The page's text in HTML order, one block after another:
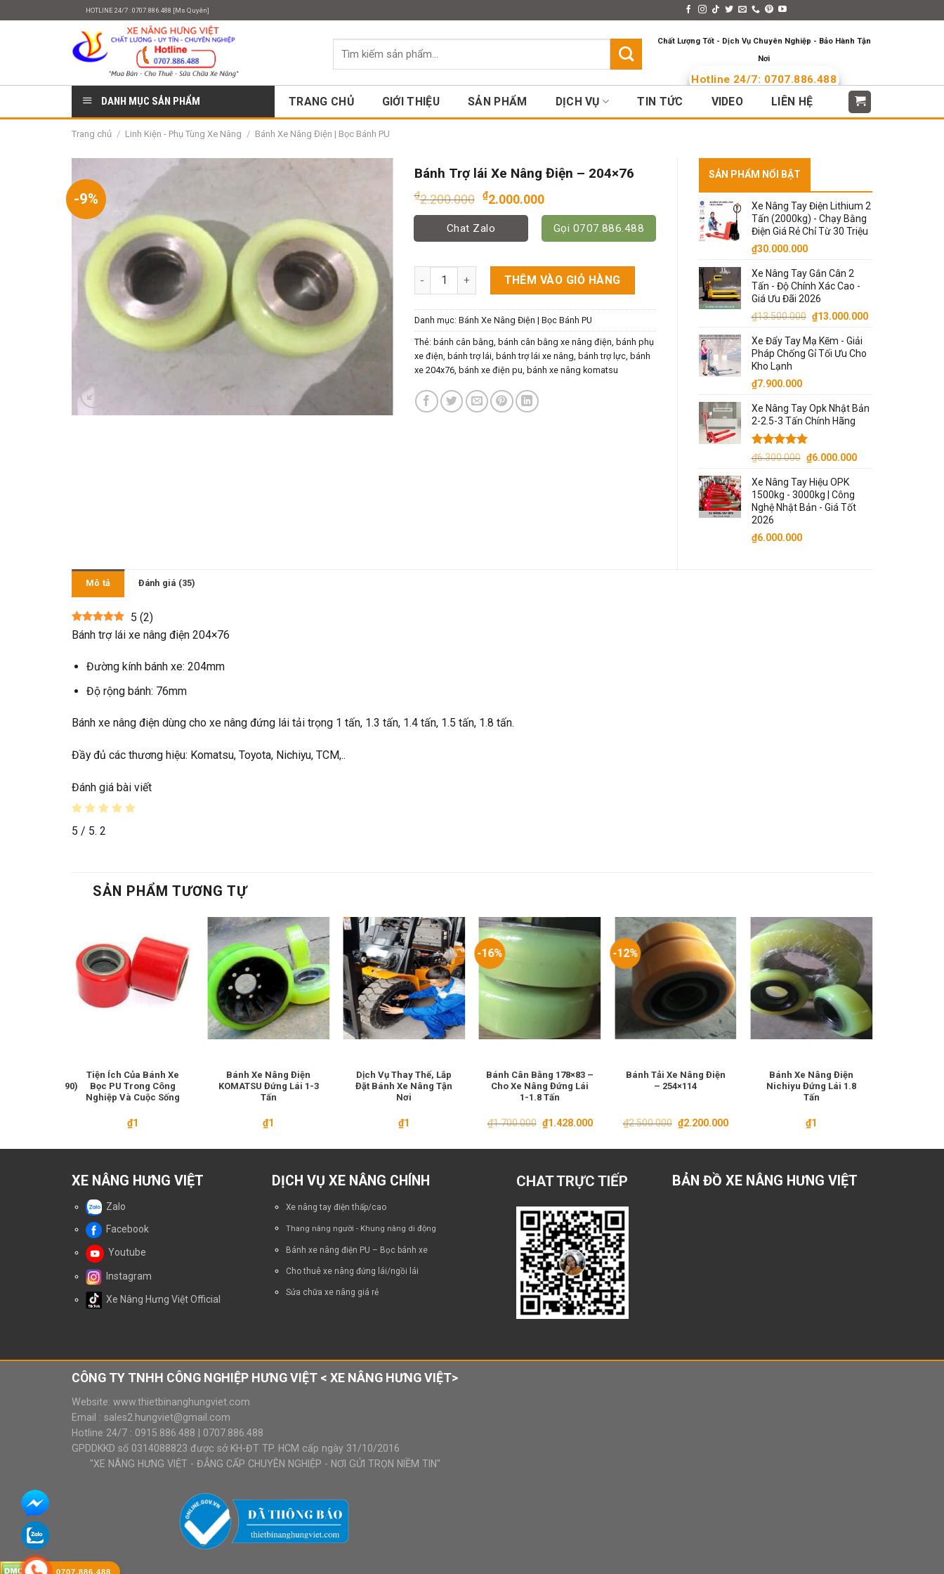
HOTLINE 24/7 : 0707.886.488 [Ms Quyên]
Tìm
Chất Lượng Tốt - Dịch Vụ Chuyên Nghiệp - Bảo Hành Tận
Nơi
Hotline 24/7: 0707.886.488
DANH MỤC SẢN PHẨM
TRANG CHỦ GIỚI THIỆU SẢN PHẨM DỊCH VỤ TIN TỨC VIDEO LIÊN HỆ
Trang chủ / Linh Kiện - Phụ Tùng Xe Nâng / Bánh Xe Nâng Điện | Bọc Bánh PU
-9%
Bánh Trợ lái Xe Nâng Điện – 204×76
₫2.200.000 Giá
gốc
là:
₫2.200.000.
₫2.000.000Giá
hiện
tại
là:
₫2.000.000.
Chat Zalo Gọi 0707.886.488
Bánh Trợ lái Xe Nâng Điện - 204x76 số lượng
THÊM VÀO GIỎ HÀNG
Danh mục: Bánh Xe Nâng Điện | Bọc Bánh PU
Thẻ: bánh cân bằng bánh cân bằng xe nâng điện bánh phụ
xe điện bánh trợ lái bánh trợ lái xe nâng bánh trợ lực, bánh
xe 204x76, bánh xe điện pu bánh xe nâng komatsu
SẢN PHẨM NỔI BẬT
Xe Nâng Tay Điện Lithium 2
Tấn (2000kg) - Chạy Bằng
Điện Giá Rẻ Chỉ Từ 30 Triệu
₫30.000.000
Xe Nâng Tay Gắn Cân 2
Tấn - Độ Chính Xác Cao -
Giá Ưu Đãi 2026
₫13.500.000 Giá
là:
₫13.500.000.
₫13.000.000Giá
Xe Đẩy Tay Mạ Kẽm - Giải
Pháp Chống Gỉ Tối Ưu Cho
Kho Lạnh
₫7.900.000
Xe Nâng Tay Opk Nhật Bản
2-2.5-3 Tấn Chính Hãng
Được xếp
5 sao
₫6.300.000 Giá
là:
₫6.300.000.
₫6.000.000Giá
₫6.000.000.
Xe Nâng Tay Hiệu OPK
1500kg - 3000kg | Công
Nghệ Nhật Bản - Giá Tốt
2026
₫6.000.000
Mô tả Đánh giá (35)
5 (2)
Bánh trợ lái xe nâng điện 204×76
Đường kính bánh xe: 204mm
Độ rộng bánh: 76mm
Bánh xe nâng điện dùng cho xe nâng đứng lái tải trọng 1 tấn, 1.3 tấn, 1.4 tấn, 1.5 tấn, 1.8 tấn.
Đầy đủ các thương hiệu: Komatsu, Toyota, Nichiyu, TCM,..
Đánh giá bài viết
5 / 5. 2
SẢN PHẨM TƯƠNG TỰ
Tiện Ích Của Bánh Xe
Bọc PU Trong Công
Nghiệp Và Cuộc Sống
₫1
Bánh Xe Nâng Điện
KOMATSU Đứng Lái 1-3
Tấn
₫1
Dịch Vụ Thay Thế, Lắp
Đặt Bánh Xe Nâng Tận
Nơi
₫1
-16%
Bánh Cân Bằng 178×83 –
Cho Xe Nâng Đứng Lái
1-1.8 Tấn
₫1.700.000 Giá
gốc
₫1.700.000.
₫1.428.000Giá
là:
-12%
Bánh Tải Xe Nâng Điện
– 254×114
₫2.500.000 Giá
gốc
₫2.500.000.
₫2.200.000Giá
là:
Bánh Xe Nâng Điện
Nichiyu Đứng Lái 1.8
Tấn
₫1
165/190)
là:
XE NÂNG HƯNG VIỆT
Zalo
Facebook
Youtube
Instagram
Xe Nâng Hưng Việt Official
DỊCH VỤ XE NÂNG CHÍNH
Xe nâng tay điện thấp/cao
Thang nâng người - Khung nâng di động
Bánh xe nâng điện PU – Bọc bánh xe
Cho thuê xe nâng đứng lái/ngồi lái
Sửa chữa xe nâng giá rẻ
CHAT TRỰC TIẾP BẢN ĐỒ XE NÂNG HƯNG VIỆT
CÔNG TY TNHH CÔNG NGHIỆP HƯNG VIỆT < XE NÂNG HƯNG VIỆT>
Website: www.thietbinanghungviet.com
Email : sales2.hungviet@gmail.com
Hotline 24/7 : 0915.886.488 | 0707.886.488
GPDDKKD số 0314088823 được sở KH-ĐT TP. HCM cấp ngày 31/10/2016
"XE NÂNG HƯNG VIỆT - ĐẲNG CẤP CHUYÊN NGHIỆP - NƠI GỬI TRỌN NIỀM TIN"
0707.886.488